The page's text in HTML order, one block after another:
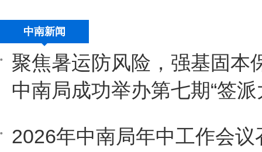
中南新闻
聚焦暑运防风险，强基固
中南局成功举办第七期“签派
2026年中南局年中工作会议
导